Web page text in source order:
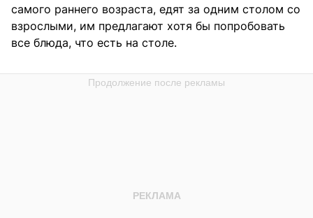
самого раннего возраста, едят за одним столом со
взрослыми, им предлагают хотя бы попробовать
все блюда, что есть на столе.